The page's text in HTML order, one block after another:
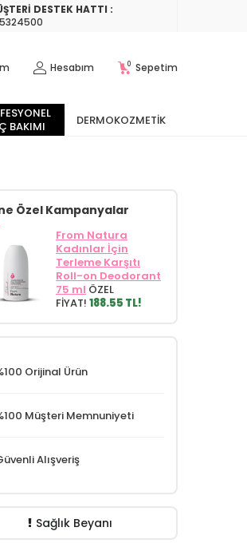
DESTEK HATTI :
Hesabım 0 Sepetim
BAKIMI
DERMOKOZMETIK
Özel Kampanyalar
From Natura
Kadınlar İçin
Terleme Karşıtı
Roll-on Deodorant
75 ml ÖZEL
FİYAT! 188.55 TL!
Orijinal Ürün
Müşteri Memnuniyeti
Alışveriş
Sağlık Beyanı